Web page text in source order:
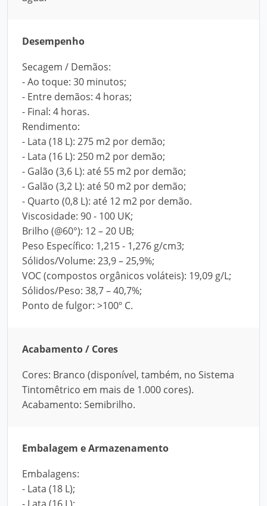
Desempenho
Secagem / Demãos:
- Ao toque: 30 minutos;
- Entre demãos: 4 horas;
- Final: 4 horas.
Rendimento:
- Lata (18 L): 275 m2 por demão;
- Lata (16 L): 250 m2 por demão;
- Galão (3,6 L): até 55 m2 por demão;
- Galão (3,2 L): até 50 m2 por demão;
- Quarto (0,8 L): até 12 m2 por demão.
Viscosidade: 90 - 100 UK;
Brilho (@60°): 12 – 20 UB;
Peso Específico: 1,215 - 1,276 g/cm3;
Sólidos/Volume: 23,9 – 25,9%;
VOC (compostos orgânicos voláteis): 19,09 g/L;
Sólidos/Peso: 38,7 – 40,7%;
Ponto de fulgor: >100º C.
Acabamento / Cores
Cores: Branco (disponível, também, no Sistema
Tintomêtrico em mais de 1.000 cores).
Acabamento: Semibrilho.
Embalagem e Armazenamento
Embalagens:
- Lata (18 L);